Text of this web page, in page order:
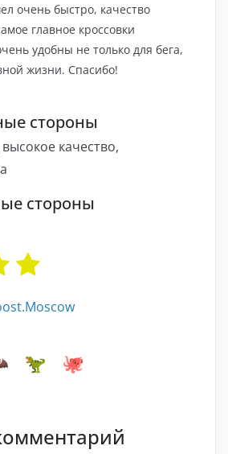
очень быстро, качество
главное кроссовки
удобны не только для бега,
жизни. Спасибо!
стороны
качество,
стороны